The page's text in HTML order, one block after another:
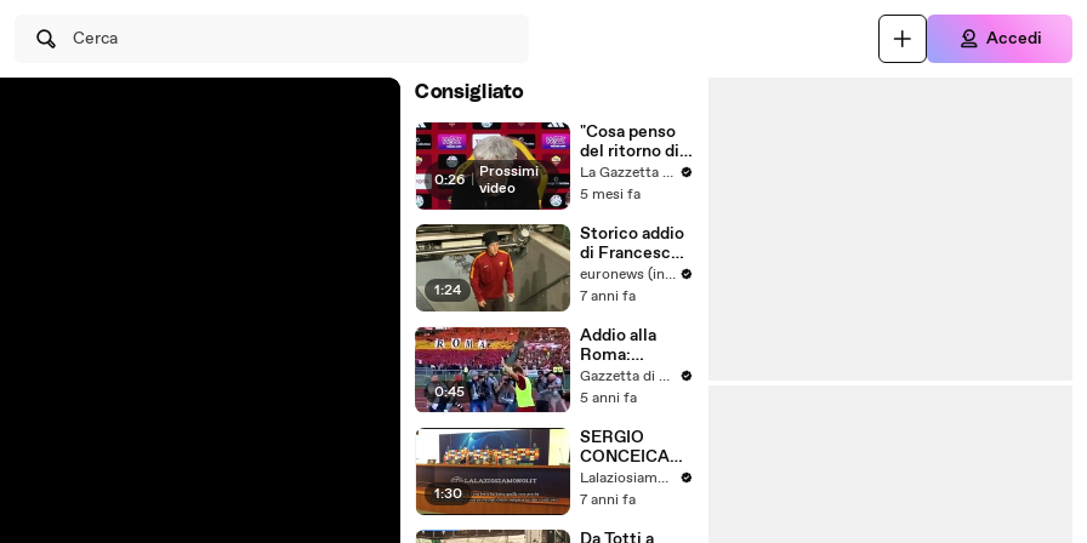
Cerca Accedi
Consigliato
0:26 | Prossimi
video
"Cosa penso
del ritorno di
Totti?": la
risposta di
ridere tutti
La Gazzetta dello Sport
5 mesi fa
1:24
Storico addio
di Francesco
Totti alla
Roma
euronews (in Italiano)
7 anni fa
0:45
Addio alla
Roma:
ovazione dei
tifosi per
Totti
nell'ultima
partita
Gazzetta di Parma
5 anni fa
1:30
SERGIO
CONCEICAO
PARLA
DELLA LAZIO
ASCOLTA LE
Lalaziosiamonoi
7 anni fa